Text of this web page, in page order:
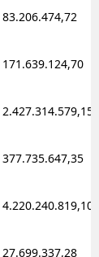
83.206.474,72
171.639.124,70
2.427.314.579,15
377.735.647,35
4.220.240.819,10
27.699.337,28